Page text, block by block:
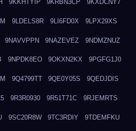
9KKHTYIP 9KRBN3CP 9KXDCNY7
9LDELS8R 9LI6FD0X 9LPX29XS
9NAVVPPN 9NAZEVEZ 9NDMZNUZ
9NPDK8EO 9OKXN2KX 9PGFG1J0
9Q4799TT 9QE0Y05S 9QEDJDIS
9R3R0930 9R51T71C 9RJEMRTS
9SC20R8W 9TC3RDIY 9TDEMFKU